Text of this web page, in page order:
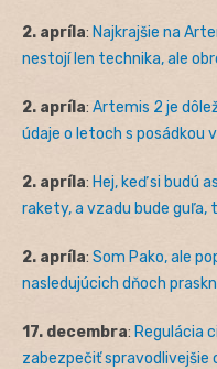
2. apríla: Najkrajšie na
nestojí len technika, ale
2. apríla: Artemis 2 je
údaje o letoch s posádkou
2. apríla: Hej, keď si budú
rakety, a vzadu bude guľa,
2. apríla: Som Pako, ale
nasledujúcich dňoch
17. decembra: Regulácia
zabezpečiť